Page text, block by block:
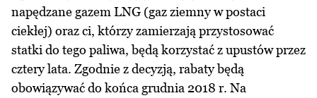
napędzane gazem LNG (gaz ziemny w postaci
ciekłej) oraz ci, którzy zamierzają przystosować
statki do tego paliwa, będą korzystać z upustów przez
cztery lata. Zgodnie z decyzją, rabaty będą
obowiązywać do końca grudnia 2018 r. Na